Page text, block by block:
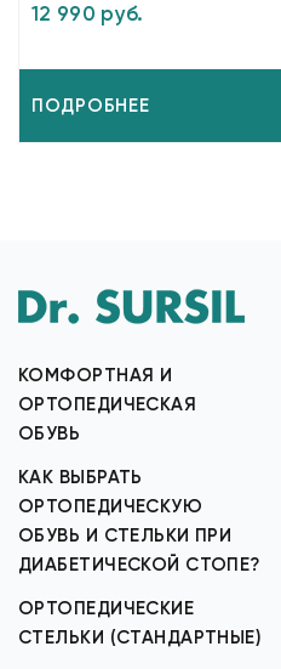
12 990 руб.
ПОДРОБНЕЕ
КОМФОРТНАЯ И
ОРТОПЕДИЧЕСКАЯ
ОБУВЬ
КАК ВЫБРАТЬ
ОРТОПЕДИЧЕСКУЮ
ОБУВЬ И СТЕЛЬКИ ПРИ
ДИАБЕТИЧЕСКОЙ СТОПЕ?
ОРТОПЕДИЧЕСКИЕ
СТЕЛЬКИ (СТАНДАРТНЫЕ)